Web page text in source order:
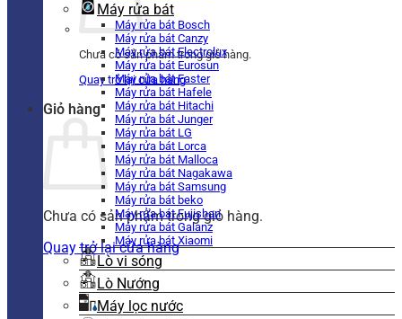
Chưa có sản phẩm trong giỏ hàng.
Quay trở lại cửa hàng
Giỏ hàng
Chưa có sản phẩm trong giỏ hàng.
Quay trở lại cửa hàng
Máy rửa bát
Máy rửa bát Bosch
Máy rửa bát Canzy
Máy rửa bát Electrolux
Máy rửa bát Eurosun
Máy rửa bát Faster
Máy rửa bát Hafele
Máy rửa bát Hitachi
Máy rửa bát Junger
Máy rửa bát LG
Máy rửa bát Lorca
Máy rửa bát Malloca
Máy rửa bát Nagakawa
Máy rửa bát Samsung
Máy rửa bát beko
Máy rửa bát Fujishan
Máy rửa bát Galanz
Máy rửa bát Xiaomi
Lò vi sóng
Lò Nướng
Máy lọc nước